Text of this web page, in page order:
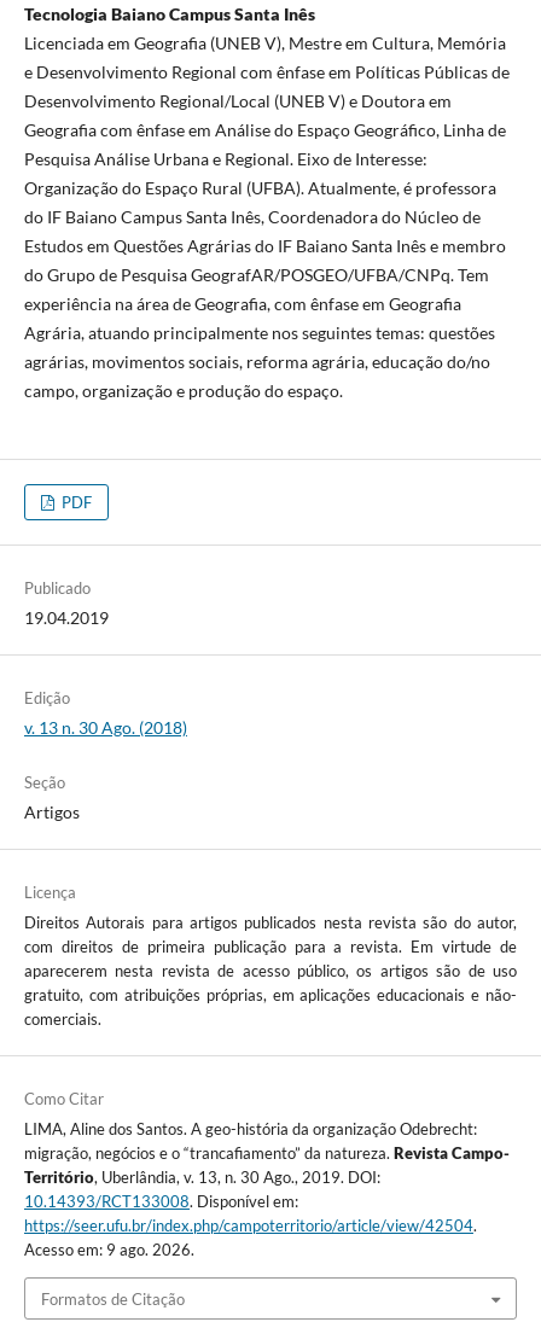
Tecnologia Baiano Campus Santa Inês
Licenciada em Geografia (UNEB V), Mestre em Cultura, Memória
e Desenvolvimento Regional com ênfase em Políticas Públicas de
Desenvolvimento Regional/Local (UNEB V) e Doutora em
Geografia com ênfase em Análise do Espaço Geográfico, Linha de
Pesquisa Análise Urbana e Regional. Eixo de Interesse:
Organização do Espaço Rural (UFBA). Atualmente, é professora
do IF Baiano Campus Santa Inês, Coordenadora do Núcleo de
Estudos em Questões Agrárias do IF Baiano Santa Inês e membro
do Grupo de Pesquisa GeografAR/POSGEO/UFBA/CNPq. Tem
experiência na área de Geografia, com ênfase em Geografia
Agrária, atuando principalmente nos seguintes temas: questões
agrárias, movimentos sociais, reforma agrária, educação do/no
campo, organização e produção do espaço.
PDF
Publicado
19.04.2019
Edição
v. 13 n. 30 Ago. (2018)
Seção
Artigos
Licença
Direitos Autorais para artigos publicados nesta revista são do autor,
com direitos de primeira publicação para a revista. Em virtude de
aparecerem nesta revista de acesso público, os artigos são de uso
gratuito, com atribuições próprias, em aplicações educacionais e não-
comerciais.
Como Citar
LIMA, Aline dos Santos. A geo-história da organização Odebrecht:
migração, negócios e o “trancafiamento” da natureza. Revista Campo-
Território, Uberlândia, v. 13, n. 30 Ago., 2019. DOI:
10.14393/RCT133008. Disponível em:
https://seer.ufu.br/index.php/campoterritorio/article/view/42504.
Acesso em: 9 ago. 2026.
Formatos de Citação